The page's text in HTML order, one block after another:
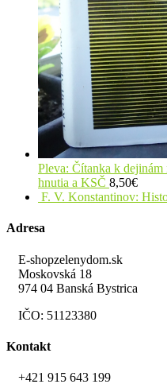
Pleva: Čítanka k
hnutia a KSČ 8,50€
F. V. Konstantinov:
Adresa
E-shopzelenydom.sk
Moskovská 18
974 04 Banská Bystrica
IČO: 51123380
Kontakt
+421 915 643 199